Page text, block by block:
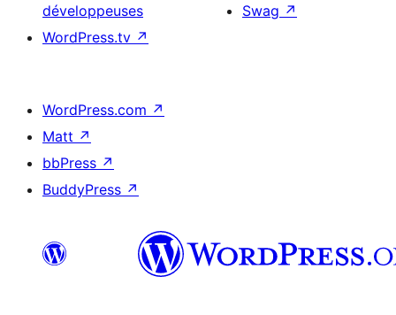
développeuses
WordPress.tv ↗
Swag ↗
WordPress.com ↗
Matt ↗
bbPress ↗
BuddyPress ↗